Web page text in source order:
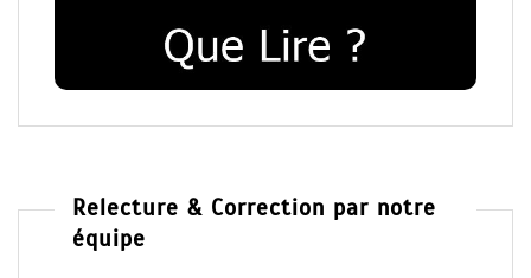
Relecture & Correction par notre
équipe